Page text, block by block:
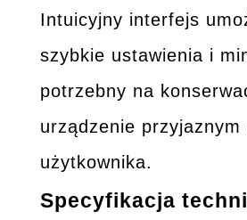
Intuicyjny interfejs
szybkie ustawienia i
potrzebny na
urządzenie przyjaznym
użytkownika.
Specyfikacja